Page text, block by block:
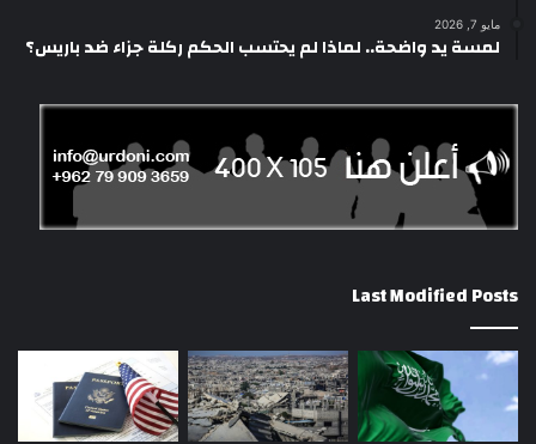
مايو 7, 2026
لمسة يد واضحة.. لماذا لم يحتسب الحكم ركلة جزاء ضد باريس؟
Last Modified Posts